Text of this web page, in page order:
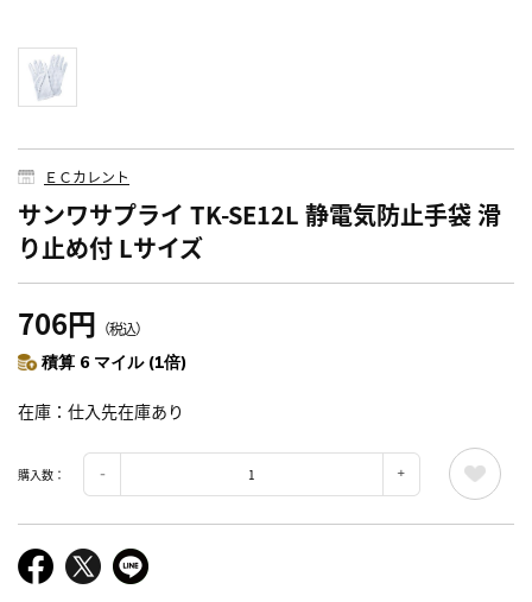
ＥＣカレント
サンワサプライ TK-SE12L 静電気防止手袋 滑
り止め付 Lサイズ
706円 （税込）
積算 6 マイル (1倍)
在庫 仕入先在庫あり
購入数：